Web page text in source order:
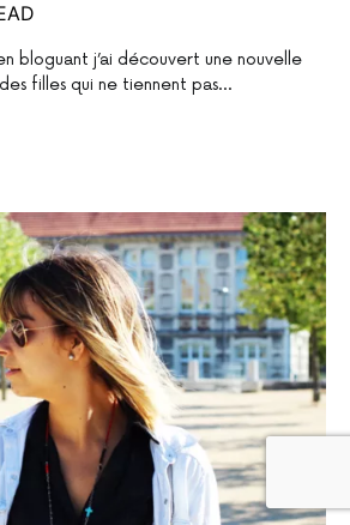
bloguant j’ai découvert une nouvelle
filles qui ne tiennent pas…